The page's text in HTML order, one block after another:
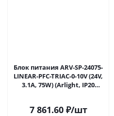
Блок питания ARV-SP-24075-
LINEAR-PFC-TRIAC-0-10V (24V,
3.1A, 75W) (Arlight, IP20
7 861.60₽/шт